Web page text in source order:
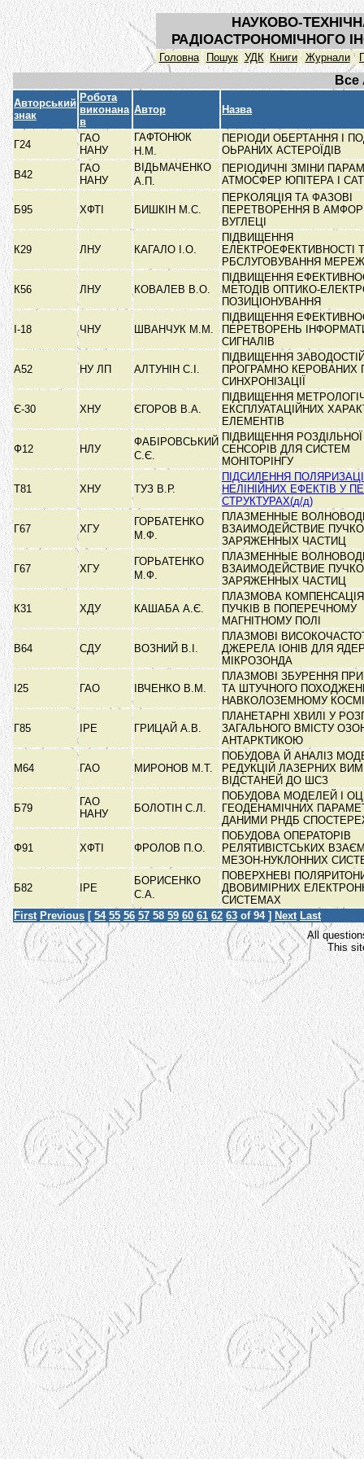
НАУКОВО-
РАДІОАСТРОНОМІЧНОГО
Головна Пошук УДК Книги Журнали
Все
Авторський
знак
Робота
виконана
в
Автор Назва
Г24
ГАО
НАНУ
ГАФТОНЮК
Н.М.
ПЕРІОДИ ОБЕРТАННЯ І
ОЬРАНИХ АСТЕРОЇДІВ
В42
ГАО
НАНУ
ВІДЬМАЧЕНКО
А.П.
ПЕРІОДИЧНІ ЗМІНИ
АТМОСФЕР ЮПІТЕРА І
Б95 ХФТІ БИШКІН М.С.
ПЕРКОЛЯЦІЯ ТА ФАЗОВІ
ПЕРЕТВОРЕННЯ В
ВУГЛЕЦІ
К29 ЛНУ КАГАЛО І.О.
ПІДВИЩЕННЯ
ЕЛЕКТРОЕФЕКТИВНОСТІ
РБСЛУГОВУВАННЯ
К56 ЛНУ КОВАЛЕВ В.О.
ПІДВИЩЕННЯ
МЕТОДІВ ОПТИКО-
ПОЗИЦІОНУВАННЯ
I-18 ЧНУ ШВАНЧУК М.М.
ПІДВИЩЕННЯ
ПЕРЕТВОРЕНЬ
СИГНАЛІВ
А52 НУ ЛП АЛТУНІН С.І.
ПІДВИЩЕННЯ
ПРОГРАМНО КЕРОВАНИХ
СИНХРОНІЗАЦІЇ
Є-30 ХНУ ЄГОРОВ В.А.
ПІДВИЩЕННЯ
ЕКСПЛУАТАЦІЙНИХ
ЕЛЕМЕНТІВ
Ф12 НЛУ
ФАБІРОВСЬКИЙ
С.Є.
ПІДВИЩЕННЯ
СЕНСОРІВ ДЛЯ СИСТЕМ
МОНІТОРІНГУ
Т81 ХНУ ТУЗ В.Р.
ПІДСИЛЕННЯ
НЕЛІНІЙНИХ ЕФЕКТІВ У
СТРУКТУРАХ(д/д)
Г67 ХГУ
ГОРБАТЕНКО
М.Ф.
ПЛАЗМЕННЫЕ
ВЗАИМОДЕЙСТВИЕ
ЗАРЯЖЕННЫХ ЧАСТИЦ
Г67 ХГУ
ГОРЬАТЕНКО
М.Ф.
ПЛАЗМЕННЫЕ
ВЗАИМОДЕЙСТВИЕ
ЗАРЯЖЕННЫХ ЧАСТИЦ
К31 ХДУ КАШАБА А.Є.
ПЛАЗМОВА
ПУЧКІВ В ПОПЕРЕЧНОМУ
МАГНІТНОМУ ПОЛІ
В64 СДУ ВОЗНИЙ В.І.
ПЛАЗМОВІ
ДЖЕРЕЛА ІОНІВ ДЛЯ
МІКРОЗОНДА
І25 ГАО ІВЧЕНКО В.М.
ПЛАЗМОВІ ЗБУРЕННЯ
ТА ШТУЧНОГО
НАВКОЛОЗЕМНОМУ
Г85 ІРЕ ГРИЦАЙ А.В.
ПЛАНЕТАРНІ ХВИЛІ У
ЗАГАЛЬНОГО ВМІСТУ
АНТАРКТИКОЮ
М64 ГАО МИРОНОВ М.Т.
ПОБУДОВА Й АНАЛІЗ
РЕДУКЦІЙ ЛАЗЕРНИХ
ВІДСТАНЕЙ ДО ШСЗ
Б79
ГАО
НАНУ
БОЛОТІН С.Л.
ПОБУДОВА МОДЕЛЕЙ І
ГЕОДЕНАМІЧНИХ
ДАНИМИ РНДБ
Ф91 ХФТІ ФРОЛОВ П.О.
ПОБУДОВА ОПЕРАТОРІВ
РЕЛЯТИВІСТСЬКИХ
МЕЗОН-НУКЛОННИХ
Б82 ІРЕ
БОРИСЕНКО
С.А.
ПОВЕРХНЕВІ
ДВОВИМІРНИХ
СИСТЕМАХ
First Previous [ 54 55 56 57 58 59 60 61 62 63 of 94 ] Next Last
All
This